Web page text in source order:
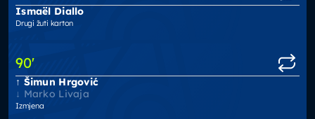
Ismaël Diallo
Drugi žuti karton
90'
Šimun Hrgović
Marko Livaja
Izmjena